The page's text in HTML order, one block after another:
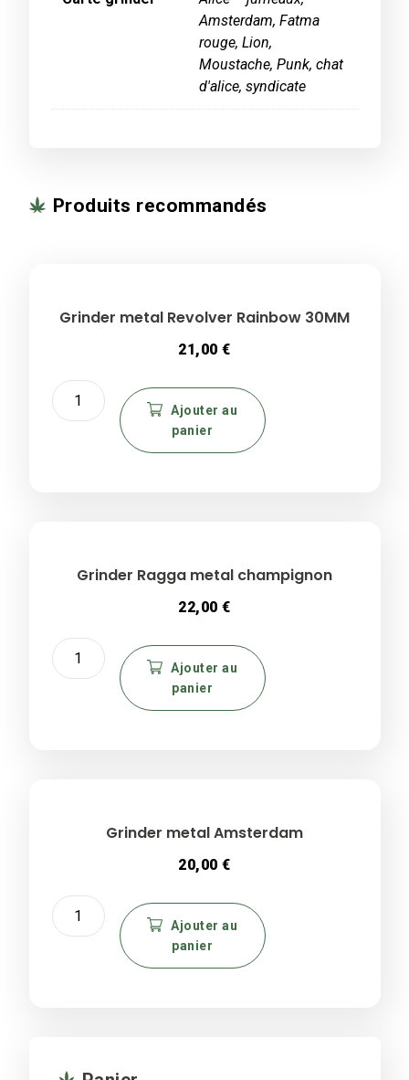
Amsterdam, Fatma
rouge, Lion,
Moustache, Punk, chat
d'alice, syndicate
Produits recommandés
Grinder metal Revolver Rainbow 30MM
21,00€
quantité
de
Ajouter au
panier
Grinder Ragga metal champignon
22,00€
quantité
de
Ajouter au
panier
Grinder metal Amsterdam
20,00€
quantité
de
Ajouter au
panier